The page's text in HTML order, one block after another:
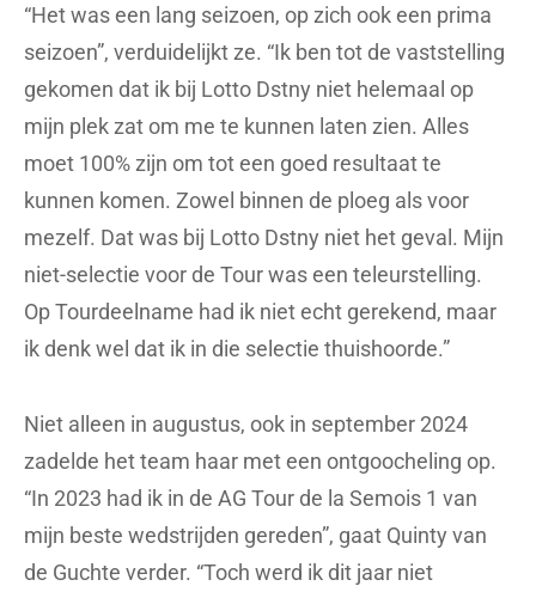
“Het was een lang seizoen, op zich ook een prima
seizoen”, verduidelijkt ze. “Ik ben tot de vaststelling
gekomen dat ik bij Lotto Dstny niet helemaal op
mijn plek zat om me te kunnen laten zien. Alles
moet 100% zijn om tot een goed resultaat te
kunnen komen. Zowel binnen de ploeg als voor
mezelf. Dat was bij Lotto Dstny niet het geval. Mijn
niet-selectie voor de Tour was een teleurstelling.
Op Tourdeelname had ik niet echt gerekend, maar
ik denk wel dat ik in die selectie thuishoorde.”
Niet alleen in augustus, ook in september 2024
zadelde het team haar met een ontgoocheling op.
“In 2023 had ik in de AG Tour de la Semois 1 van
mijn beste wedstrijden gereden”, gaat Quinty van
de Guchte verder. “Toch werd ik dit jaar niet